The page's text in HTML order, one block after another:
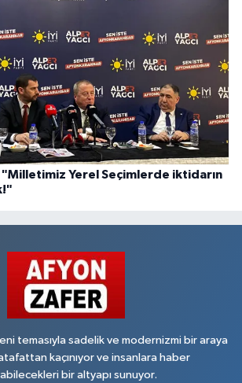
"Milletimiz Yerel Seçimlerde iktidarın
temasıyla sadelik ve modernizmi bir araya
kaçınıyor ve insanlara haber
bir altyapı sunuyor.